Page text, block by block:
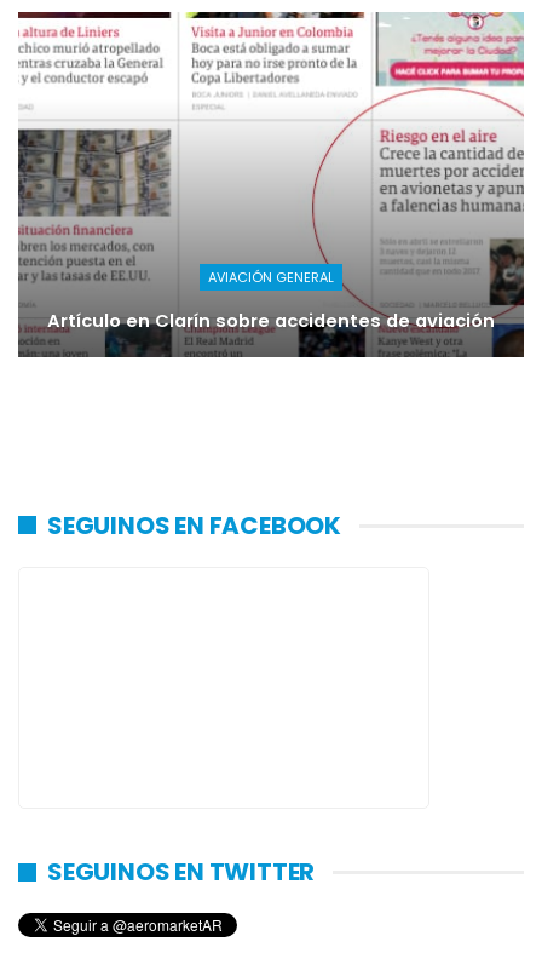
AVIACIÓN GENERAL
Artículo en Clarín sobre accidentes de aviación
SEGUINOS EN FACEBOOK
SEGUINOS EN TWITTER